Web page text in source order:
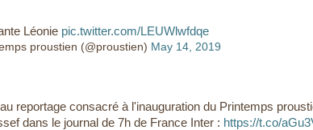
Léonie pic.twitter.com/LEUWlwfdqe
proustien (@proustien) May 14, 2019
reportage consacré à l'inauguration du Printemps
dans le journal de 7h de France Inter : https://t.co/